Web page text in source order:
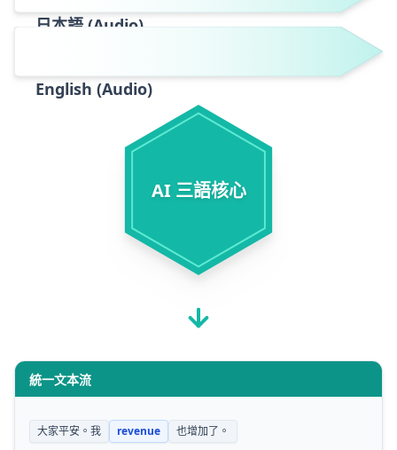
日本語 (Audio)
English (Audio)
AI 三語核心
統一文本流
大家平安。我 revenue
也增加了。